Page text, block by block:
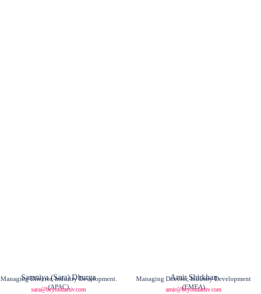
Saraniya (Sara) Dhurga
Managing Director, Industry Development.
(APAC)
sara@beyondactiv.com
Amir Shirkhan
Managing Director, Industry Development
(EMEA)
amir@beyondactiv.com